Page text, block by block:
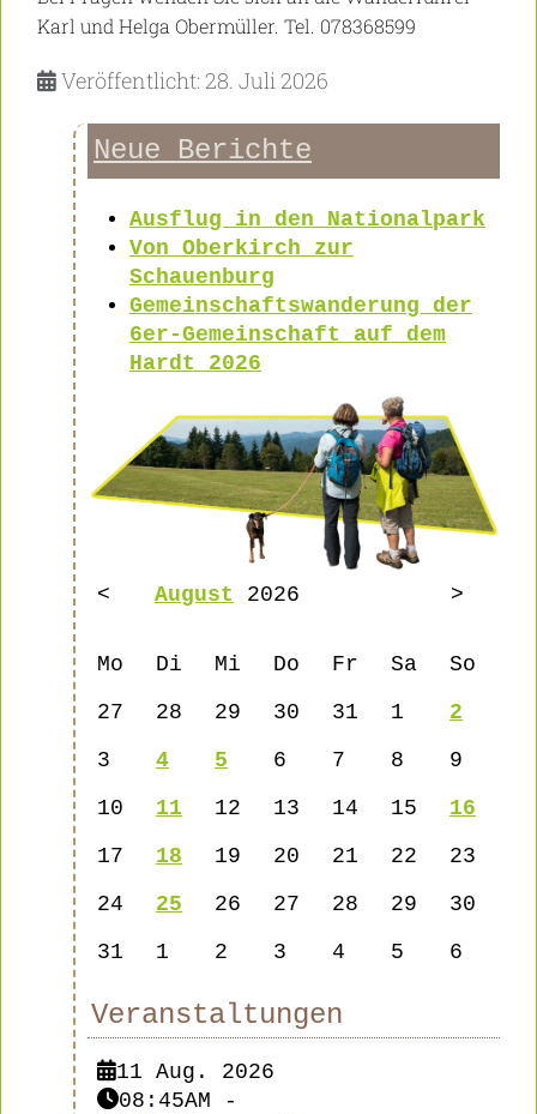
Karl und Helga Obermüller. Tel. 078368599
Veröffentlicht: 28. Juli 2026
Neue Berichte
Ausflug in den Nationalpark
Von Oberkirch zur
Schauenburg
Gemeinschaftswanderung der
6er-Gemeinschaft auf dem
Hardt 2026
< August 2026 >
Mo Di Mi Do Fr Sa
So
27
28 29 30 31 1
2
3
4 5 6 7 8
9
10
11 12 13 14 15
16
17
18 19 20 21 22
23
24
25 26 27 28 29
30
31
1 2 3 4 5 6
Veranstaltungen
11 Aug. 2026
08:45AM -